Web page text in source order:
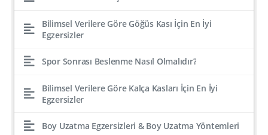
Bilimsel Verilere Göre Göğüs Kası İçin En İyi
Egzersizler
Spor Sonrası Beslenme Nasıl Olmalıdır?
Bilimsel Verilere Göre Kalça Kasları İçin En İyi
Egzersizler
Boy Uzatma Egzersizleri & Boy Uzatma Yöntemleri